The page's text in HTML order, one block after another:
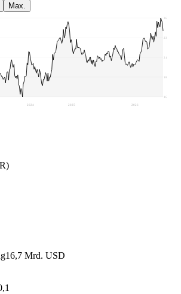
16,7 Mrd. USD
Max.
16,38
18,79
21,21
23,62
26,03
2024 2025 2026